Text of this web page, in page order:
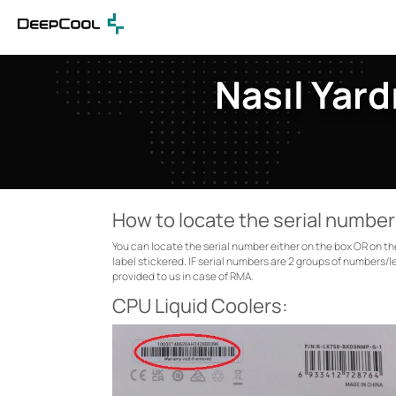
Nasıl
How to locate the serial
You can locate the serial number either on the box OR on
label stickered. IF serial numbers are 2 groups of
provided to us in case of RMA.
CPU Liquid Coolers: